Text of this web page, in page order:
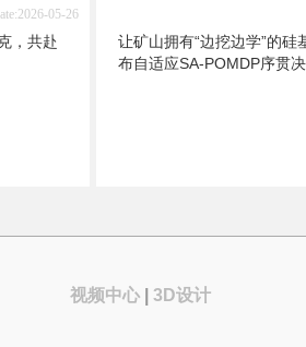
05-26
，共赴
让矿山拥有“边挖边学”的硅
布自适应SA-POMDP序贯
视频中心 3D设计